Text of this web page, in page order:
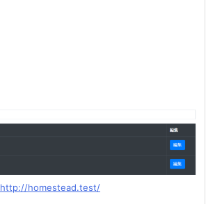
http://homestead.test/